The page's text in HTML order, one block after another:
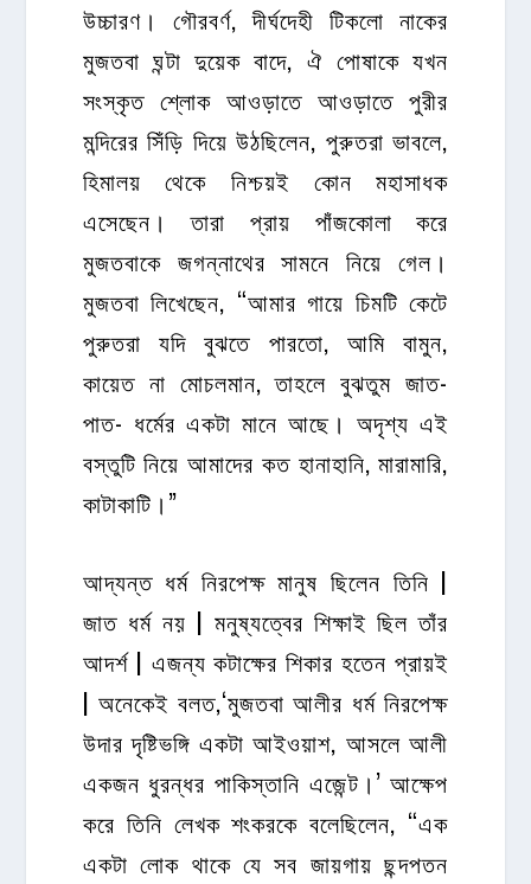
উচ্চারণ। গৌরবর্ণ, দীর্ঘদেহী টিকলো নাকের
মুজতবা ঘন্টা দুয়েক বাদে, ঐ পোষাকে যখন
সংস্কৃত শ্লোক আওড়াতে আওড়াতে পুরীর
মন্দিরের সিঁড়ি দিয়ে উঠছিলেন, পুরুতরা ভাবলে,
হিমালয় থেকে নিশ্চয়ই কোন মহাসাধক
এসেছেন। তারা প্রায় পাঁজকোলা করে
মুজতবাকে জগন্নাথের সামনে নিয়ে গেল।
মুজতবা লিখেছেন, “আমার গায়ে চিমটি কেটে
পুরুতরা যদি বুঝতে পারতো, আমি বামুন,
কায়েত না মোচলমান, তাহলে বুঝতুম জাত-
পাত- ধর্মের একটা মানে আছে। অদৃশ্য এই
বস্তুটি নিয়ে আমাদের কত হানাহানি, মারামারি,
কাটাকাটি।”
আদ্যন্ত ধর্ম নিরপেক্ষ মানুষ ছিলেন তিনি |
জাত ধর্ম নয় | মনুষ্যত্বের শিক্ষাই ছিল তাঁর
আদর্শ | এজন্য কটাক্ষের শিকার হতেন প্রায়ই
| অনেকেই বলত,‘মুজতবা আলীর ধর্ম নিরপেক্ষ
উদার দৃষ্টিভঙ্গি একটা আইওয়াশ, আসলে আলী
একজন ধুরন্ধর পাকিস্তানি এজেন্ট।’ আক্ষেপ
করে তিনি লেখক শংকরকে বলেছিলেন, “এক
একটা লোক থাকে যে সব জায়গায় ছন্দপতন